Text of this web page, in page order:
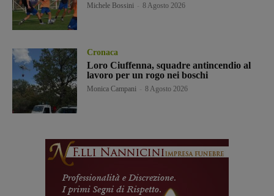
Michele Bossini 8 Agosto 2026
Cronaca
Loro Ciuffenna, squadre antincendio al
lavoro per un rogo nei boschi
Monica Campani 8 Agosto 2026